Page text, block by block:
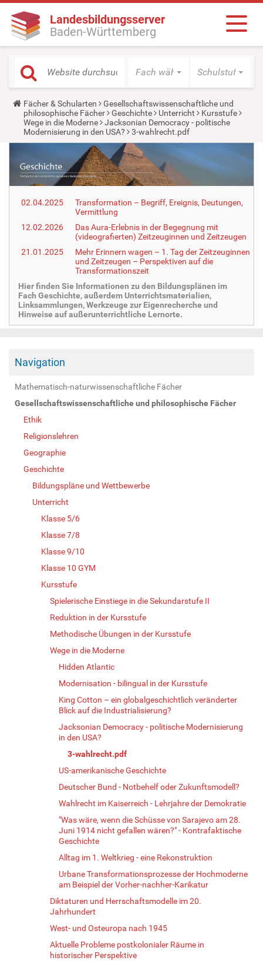
Landesbildungsserver
Baden-Württemberg
Fach wählen Schulstufe
Y
o
u
a
r
e
r
e
Fächer & Schularten
Gesellschaftswissenschaftliche und
philosophische Fächer
Geschichte Unterricht
Kursstufe
Wege in die Moderne
Jacksonian Democracy - politische
Modernisierung in den USA?
3-wahlrecht.pdf
02.04.2025
Transformation – Begriff, Ereignis, Deutungen,
Vermittlung
12.02.2026
Das Aura-Erlebnis in der Begegnung mit
(videografierten) Zeitzeuginnen und Zeitzeugen
21.01.2025
Mehr Erinnern wagen – 1. Tag der Zeitzeuginnen
und Zeitzeugen – Perspektiven auf die
Transformationszeit
Hier finden Sie Informationen zu den Bildungsplänen im
Fach Geschichte, außerdem Unterrichtsmaterialien,
Linksammlungen, Werkzeuge zur Eigenrecherche und
Hinweise auf außerunterrichtliche Lernorte.
Navigation
Mathematisch-naturwissenschaftliche Fächer
Gesellschaftswissenschaftliche und philosophische Fächer
Ethik
Religionslehren
Geographie
Geschichte
Bildungspläne und Wettbewerbe
Unterricht
Klasse 5/6
Klasse 7/8
Klasse 9/10
Klasse 10 GYM
Kursstufe
Spielerische Einstiege in die Sekundarstufe II
Reduktion in der Kursstufe
Methodische Übungen in der Kursstufe
Wege in die Moderne
Hidden Atlantic
Modernisation - bilingual in der Kursstufe
King Cotton – ein globalgeschichtlich veränderter
Blick auf die Industrialisierung?
Jacksonian Democracy - politische Modernisierung
in den USA?
3-wahlrecht.pdf
US-amerikanische Geschichte
Deutscher Bund - Notbehelf oder Zukunftsmodell?
Wahlrecht im Kaiserreich - Lehrjahre der Demokratie
"Was wäre, wenn die Schüsse von Sarajevo am 28.
Juni 1914 nicht gefallen wären?" - Kontrafaktische
Geschichte
Alltag im 1. Weltkrieg - eine Rekonstruktion
Urbane Transformationsprozesse der Hochmoderne
am Beispiel der Vorher-nachher-Karikatur
Diktaturen und Herrschaftsmodelle im 20.
Jahrhundert
West- und Osteuropa nach 1945
Aktuelle Probleme postkolonialer Räume in
historischer Perspektive